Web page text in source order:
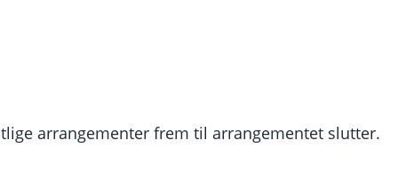
arrangementer frem til arrangementet slutter.